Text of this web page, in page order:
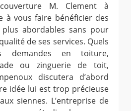
M. Clement à
à vous faire bénéficier des
abordables sans pour
de ses services. Quels
demandes en toiture,
ou zinguerie de toit,
discutera d’abord
idée lui est trop précieuse
siennes. L’entreprise de